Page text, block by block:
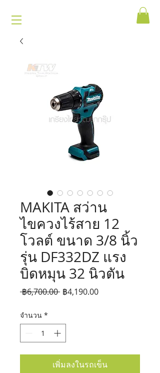
MAKITA สว่าน
ไขควงไร้สาย 12
โวลต์ ขนาด 3/8 นิ้ว
รุ่น DF332DZ แรง
บิดหมุน 32 นิวตัน
฿6,700.00 ราคา
฿4,190.00ราคา
จำนวน *
เพิ่มลงในรถเข็น